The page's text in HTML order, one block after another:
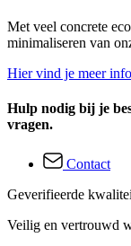
Met veel concrete
minimaliseren van
Hier vind je meer
Hulp nodig bij je
vragen.
Contact
Geverifieerde
Veilig en vertrouwd